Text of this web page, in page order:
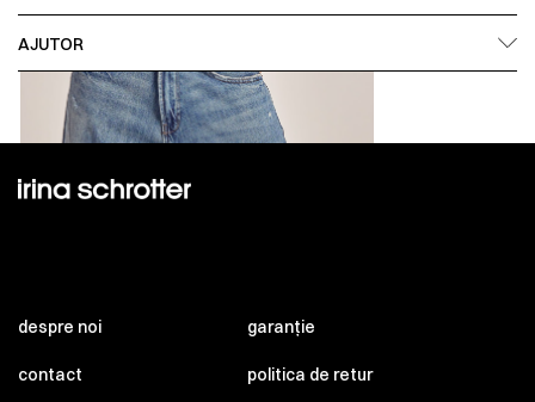
AJUTOR
despre noi
contact
garanție
politica de retur